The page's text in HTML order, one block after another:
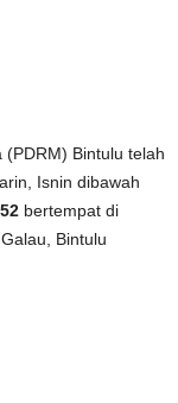
(PDRM) Bintulu telah
Isnin dibawah
bertempat di
Bintulu